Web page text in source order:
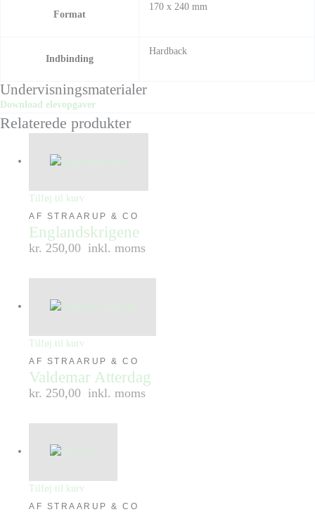
Format
170 x 240 mm
Indbinding
Hardback
Undervisningsmaterialer
Download elevopgaver
Relaterede produkter
Tilføj til kurv
AF STRAARUP & CO
Englandskrigene
kr. 250,00 inkl. moms
Tilføj til kurv
AF STRAARUP & CO
Valdemar Atterdag
kr. 250,00 inkl. moms
Tilføj til kurv
AF STRAARUP & CO